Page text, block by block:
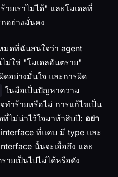
ายเราไม่ได้" และโมเดลที่
อย่างมั่นคง
มดที่ฉันสนใจว่า agent
ม่ใช่ "โมเดลอันตราย"
ดอย่างมั่นใจ และการผิด
ในมือเป็นปัญหาความ
ทำร้ายหรือไม่ การแก้ไขเป็น
ที่ไม่น่าไว้ใจมาห้าสิบปี: อย่า
ที่แคบ มี type และ
นั้นจะเอื้อถึง และ
ายเป็นไปไม่ได้หรือดัง